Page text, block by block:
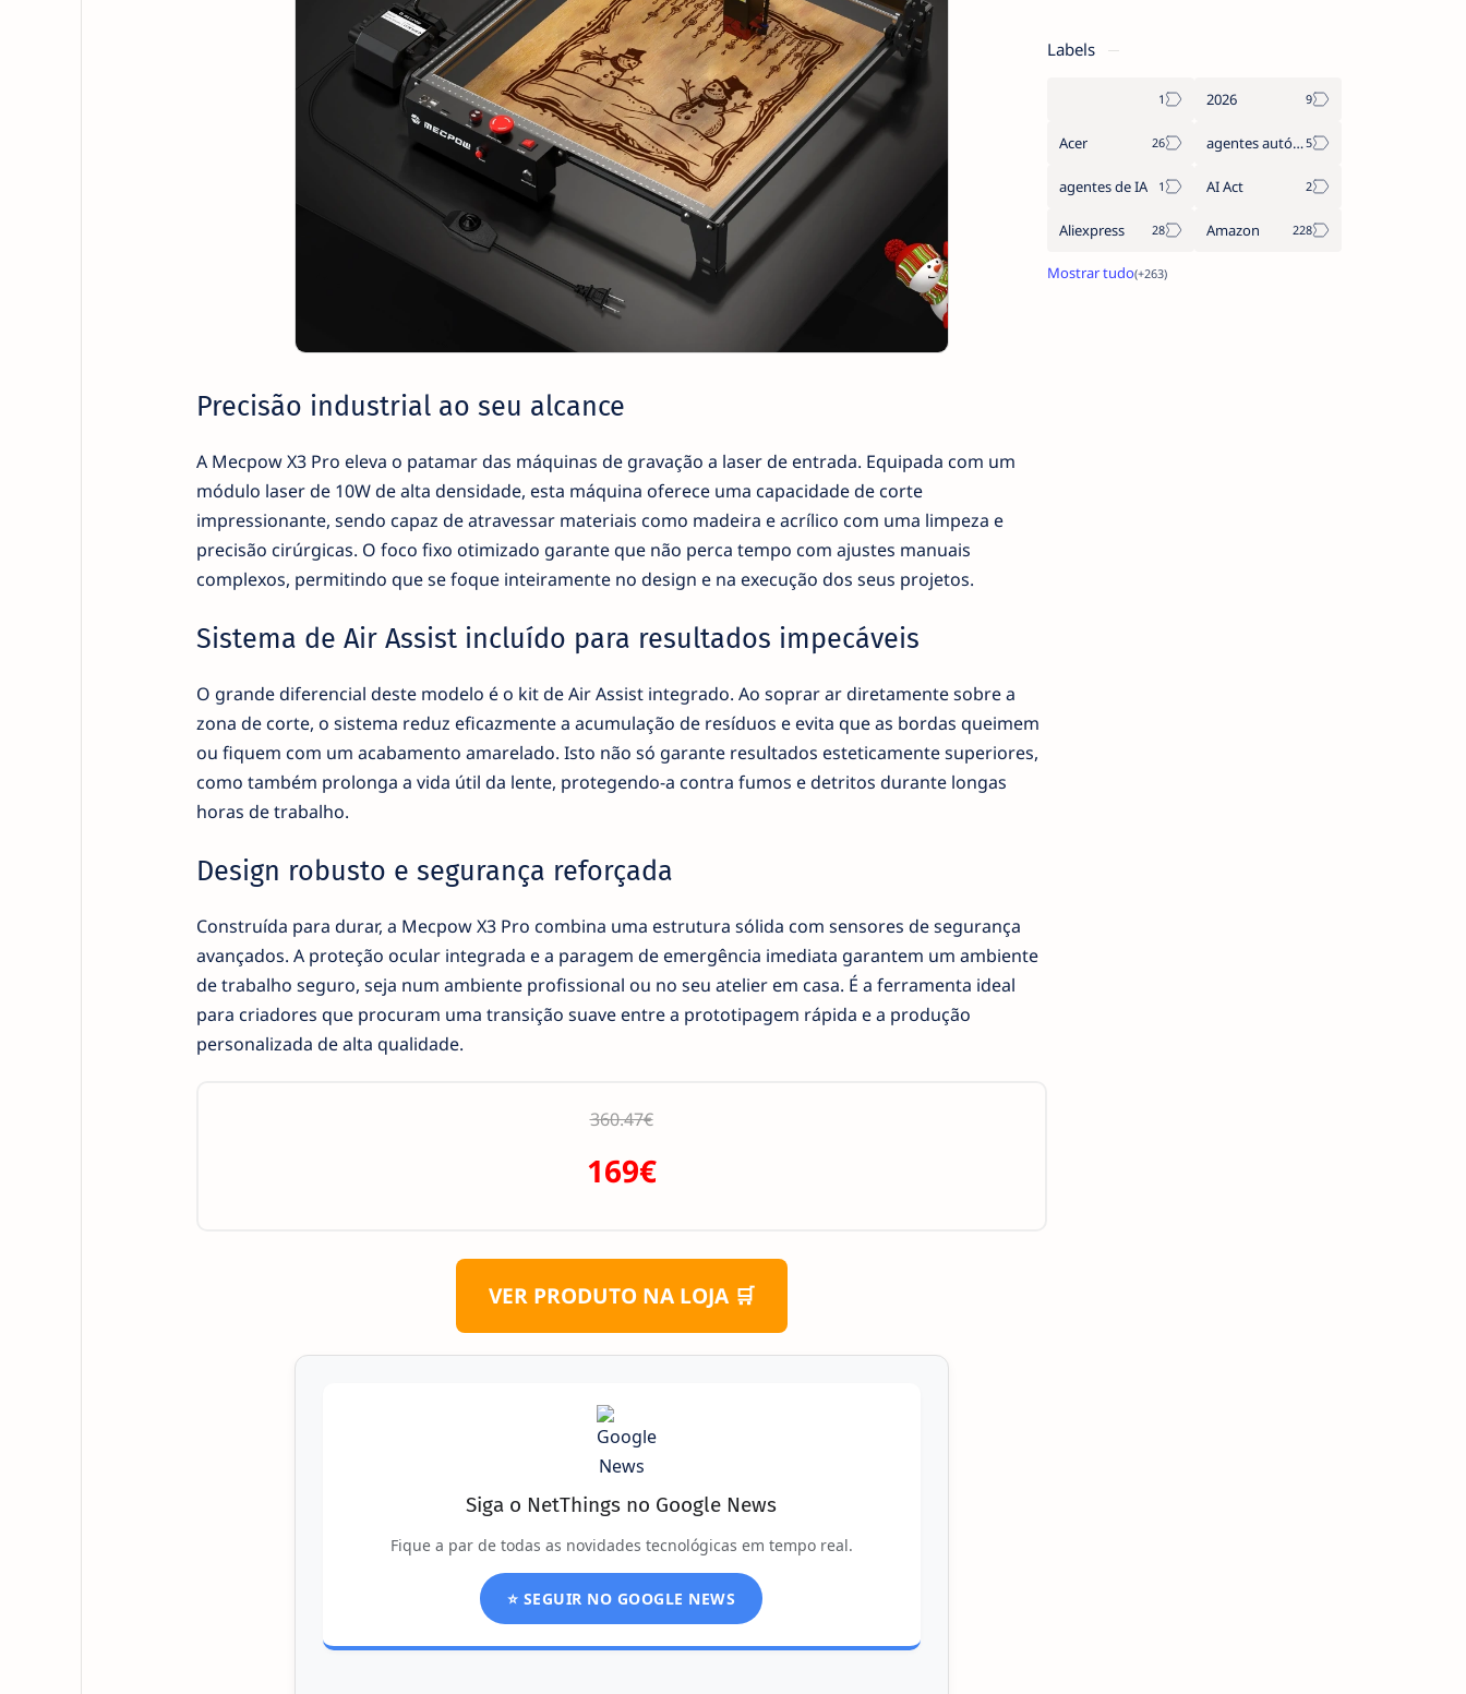
Precisão industrial ao seu alcance
A Mecpow X3 Pro eleva o patamar das máquinas de gravação a laser de entrada. Equipada com um
módulo laser de 10W de alta densidade, esta máquina oferece uma capacidade de corte
impressionante, sendo capaz de atravessar materiais como madeira e acrílico com uma limpeza e
precisão cirúrgicas. O foco fixo otimizado garante que não perca tempo com ajustes manuais
complexos, permitindo que se foque inteiramente no design e na execução dos seus projetos.
Sistema de Air Assist incluído para resultados impecáveis
O grande diferencial deste modelo é o kit de Air Assist integrado. Ao soprar ar diretamente sobre a
zona de corte, o sistema reduz eficazmente a acumulação de resíduos e evita que as bordas queimem
ou fiquem com um acabamento amarelado. Isto não só garante resultados esteticamente superiores,
como também prolonga a vida útil da lente, protegendo-a contra fumos e detritos durante longas
horas de trabalho.
Design robusto e segurança reforçada
Construída para durar, a Mecpow X3 Pro combina uma estrutura sólida com sensores de segurança
avançados. A proteção ocular integrada e a paragem de emergência imediata garantem um ambiente
de trabalho seguro, seja num ambiente profissional ou no seu atelier em casa. É a ferramenta ideal
para criadores que procuram uma transição suave entre a prototipagem rápida e a produção
personalizada de alta qualidade.
360.47€
169€
VER PRODUTO NA LOJA 🛒
Siga o NetThings no Google News
Fique a par de todas as novidades tecnológicas em tempo real.
⭐ SEGUIR NO GOOGLE NEWS
Labels
2026
Acer agentes autónomos
agentes de IA AI Act
Aliexpress Amazon